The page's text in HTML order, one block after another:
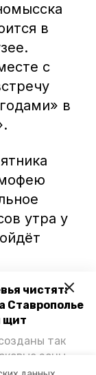
чистят:
Ставрополье
щит
так
зоны,
в
с
в
утра у
города
сообщал,